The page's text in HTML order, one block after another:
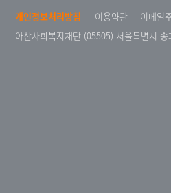
개인정보처리방침 이용약관
이메일
아산사회복지재단 (05505) 서울특별시